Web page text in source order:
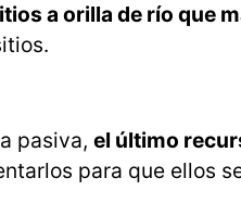
a orilla de río que
pasiva, el último
para que ellos